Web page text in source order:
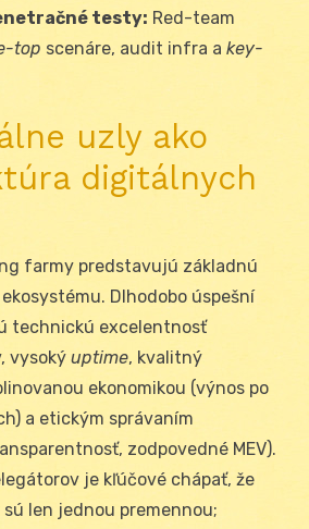
testy: Red-team
top scenáre, audit infra a key-
uzly ako
digitálnych
farmy predstavujú základnú
Dlhodobo úspešní
technickú excelentnosť
vysoký uptime, kvalitný
ekonomikou (výnos po
a etickým správaním
zodpovedné MEV).
je kľúčové chápať, že
len jednou premennou;